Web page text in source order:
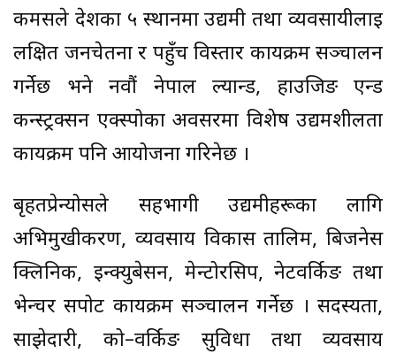
कमर्सले देशका ५ स्थानमा उद्यमी तथा व्यवसायीलाई
लक्षित जनचेतना र पहुँच विस्तार कार्यक्रम सञ्चालन
गर्नेछ भने नवौं नेपाल ल्यान्ड, हाउजिङ एन्ड
कन्स्ट्रक्सन एक्स्पोका अवसरमा विशेष उद्यमशीलता
कार्यक्रम पनि आयोजना गरिनेछ ।
बृहतप्रेन्योर्सले सहभागी उद्यमीहरूका लागि
अभिमुखीकरण, व्यवसाय विकास तालिम, बिजनेस
क्लिनिक, इन्क्युबेसन, मेन्टोरसिप, नेटवर्किङ तथा
भेन्चर सपोर्ट कार्यक्रम सञ्चालन गर्नेछ । सदस्यता,
साझेदारी, को–वर्किङ सुविधा तथा व्यवसाय